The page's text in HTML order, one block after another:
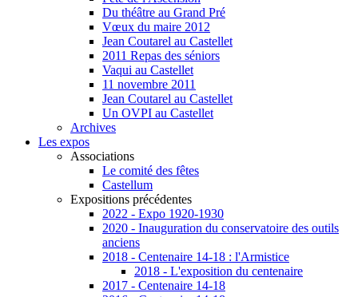
Du théâtre au Grand Pré
Vœux du maire 2012
Jean Coutarel au Castellet
2011 Repas des séniors
Vaqui au Castellet
11 novembre 2011
Jean Coutarel au Castellet
Un OVPI au Castellet
Archives
Les expos
Associations
Le comité des fêtes
Castellum
Expositions précédentes
2022 - Expo 1920-1930
2020 - Inauguration du conservatoire des outils
anciens
2018 - Centenaire 14-18 : l'Armistice
2018 - L'exposition du centenaire
2017 - Centenaire 14-18